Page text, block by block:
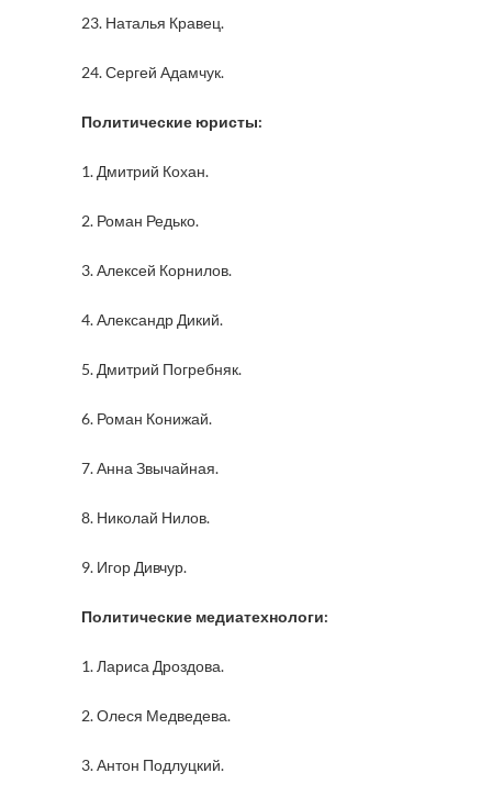
23. Наталья Кравец.
24. Сергей Адамчук.
Политические юристы:
1. Дмитрий Кохан.
2. Роман Редько.
3. Алексей Корнилов.
4. Александр Дикий.
5. Дмитрий Погребняк.
6. Роман Конижай.
7. Анна Звычайная.
8. Николай Нилов.
9. Игор Дивчур.
Политические медиатехнологи:
1. Лариса Дроздова.
2. Олеся Медведева.
3. Антон Подлуцкий.